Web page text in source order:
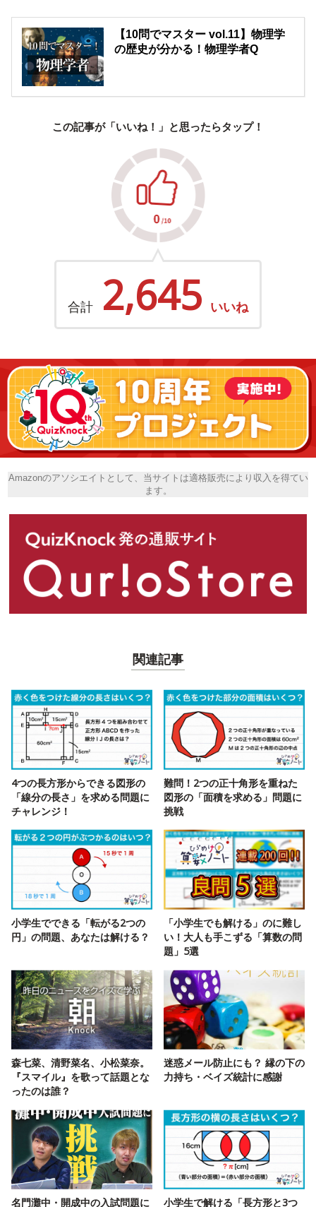
【10問でマスター vol.11】物理学
の歴史が分かる！物理学者Q
この記事が「いいね！」と思ったらタップ！
合計 2,645 いいね
Amazonのアソシエイトとして、当サイトは適格販売により収入を得てい
ます。
関連記事
4つの長方形からできる図形の
「線分の長さ」を求める問題に
チャレンジ！
難問！2つの正十角形を重ねた
図形の「面積を求める」問題に
挑戦
小学生でできる「転がる2つの
円」の問題、あなたは解ける？
「小学生でも解ける」のに難し
い！大人も手こずる「算数の問
題」5選
森七菜、清野菜名、小松菜奈。
『スマイル』を歌って話題とな
ったのは誰？
迷惑メール防止にも？ 縁の下の
力持ち・ベイズ統計に感謝
名門灘中・開成中の入試問題に
小学生で解ける「長方形と3つ